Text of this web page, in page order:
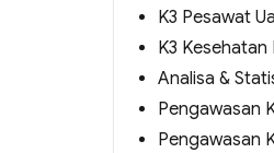
K3 Pesawat
K3 Kesehatan
Analisa &
Pengawasan
Pengawasan